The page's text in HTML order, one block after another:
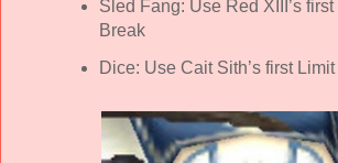
Sled Fang: Use Red XIII’s first
Break
Dice: Use Cait Sith’s first